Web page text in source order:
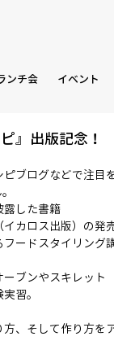
ンチ会 イベント
ピ』出版記
ピブログなどで注目
露した書籍
カロス出版）の発
ードスタイリング
ブンやスキレット
習。
、そして作り方を